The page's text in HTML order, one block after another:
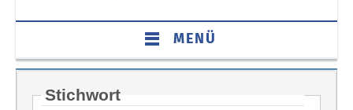
MENÜ
Stichwort